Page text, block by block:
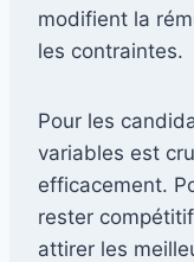
modifient la
les contraintes.
Pour les
variables est
efficacement.
rester
attirer les